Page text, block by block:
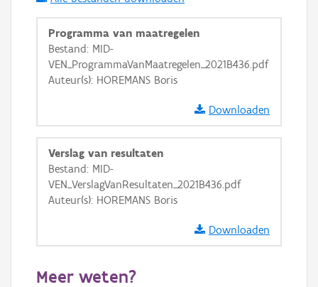
i
+ −
Basis Lagen
OSM-Basiskaart
GRB-Basiskaart
GRB-Basiskaart in grijswaarden
Programma van maatregelen
Bestand: MID-
VEN_ProgrammaVanMaatregelen_2021B436.pdf
Auteur(s): HOREMANS Boris
Downloaden
Verslag van resultaten
Bestand: MID-
VEN_VerslagVanResultaten_2021B436.pdf
Auteur(s): HOREMANS Boris
Downloaden
Meer weten?